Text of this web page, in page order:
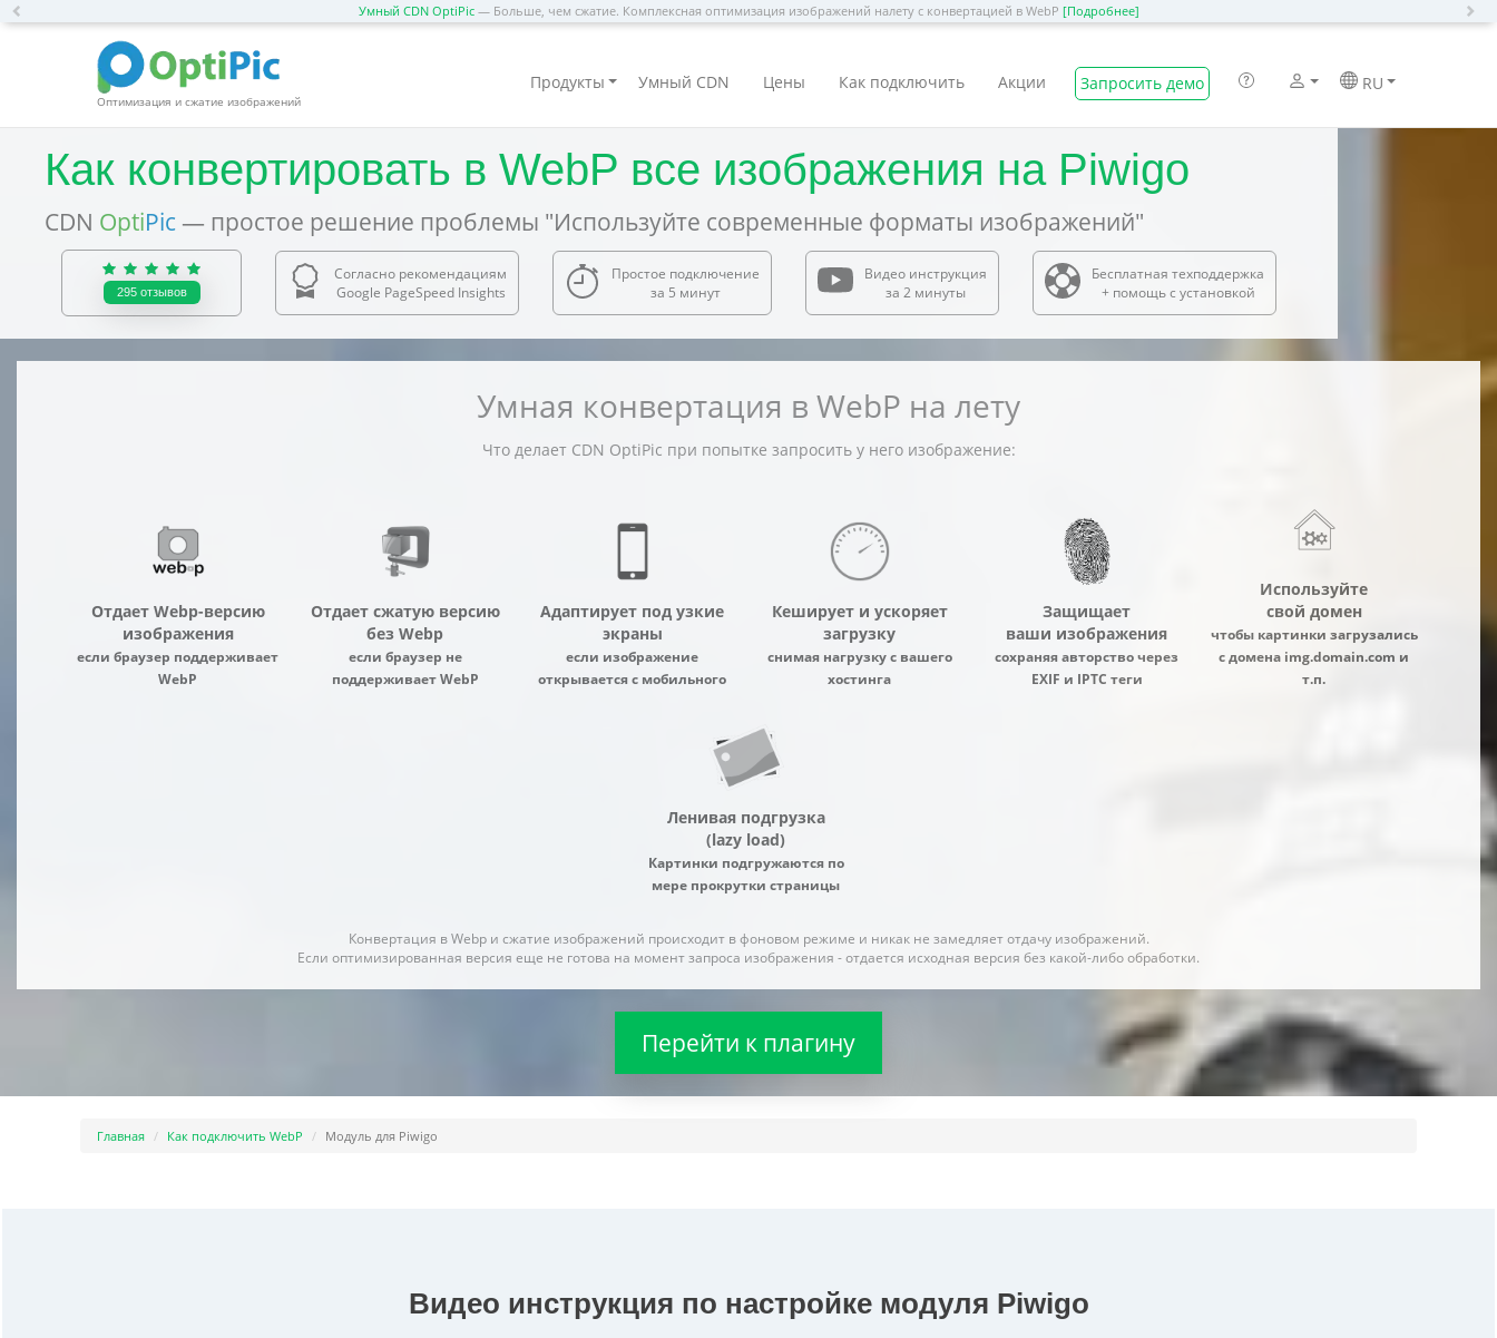
Умный CDN OptiPic— Больше, чем сжатие. Комплексная оптимизация изображений налету с конвертацией в WebP [Подробнее]
Оптимизация и сжатие изображений
Продукты Умный CDN Цены Как подключить Акции Запросить демо RU
Как конвертировать в WebP все изображения на Piwigo
CDN OptiPic — простое решение проблемы "Используйте современные форматы изображений"
295 отзывов
Согласно рекомендациям
Google PageSpeed Insights
Простое подключение
за 5 минут
Видео инструкция
за 2 минуты
Бесплатная техподдержка
+ помощь с установкой
Умная конвертация в WebP на лету
Что делает CDN OptiPic при попытке запросить у него изображение:
Отдает Webp-версию
изображения
если браузер поддерживает
WebP
Отдает сжатую версию
без Webp
если браузер не
поддерживает WebP
Адаптирует под узкие
экраны
если изображение
открывается с мобильного
Кеширует и ускоряет
загрузку
снимая нагрузку с вашего
хостинга
Защищает
ваши изображения
сохраняя авторство через
EXIF и IPTC теги
Используйте
свой домен
чтобы картинки загрузались
с домена img.domain.com и
т.п.
Ленивая подгрузка
(lazy load)
Картинки подгружаются по
мере прокрутки страницы
Конвертация в Webp и сжатие изображений происходит в фоновом режиме и никак не замедляет отдачу изображений.
Если оптимизированная версия еще не готова на момент запроса изображения - отдается исходная версия без какой-либо обработки.
Перейти к плагину
Главная Как подключить WebP Модуль для Piwigo
Видео инструкция по настройке модуля Piwigo